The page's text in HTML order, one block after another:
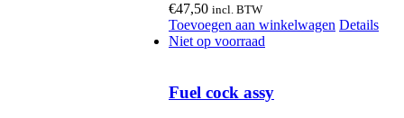
€47,50 incl. BTW
Toevoegen aan winkelwagen Details
Niet op voorraad
Fuel cock assy